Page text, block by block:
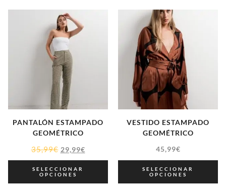
PANTALÓN ESTAMPADO
GEOMÉTRICO
35,99€ 29,99€
SELECCIONAR
OPCIONES
VESTIDO ESTAMPADO
GEOMÉTRICO
45,99€
SELECCIONAR
OPCIONES